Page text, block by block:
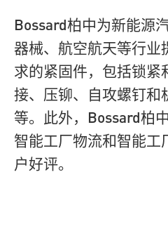
Bossard柏中为新能源
器械、航空航天等行业
求的紧固件，包括锁紧
接、压铆、自攻螺钉和
等。此外，Bossard柏
智能工厂物流和智能工
户好评。